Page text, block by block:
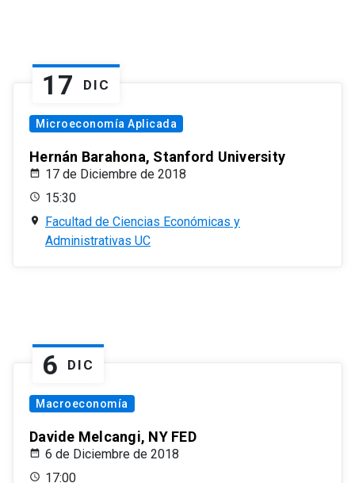
17 DIC
Microeconomía Aplicada
Hernán Barahona, Stanford University
17 de Diciembre de 2018
15:30
Facultad de Ciencias Económicas y
Administrativas UC
6 DIC
Macroeconomía
Davide Melcangi, NY FED
6 de Diciembre de 2018
17:00